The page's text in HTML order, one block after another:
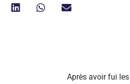
Après avoir fui les